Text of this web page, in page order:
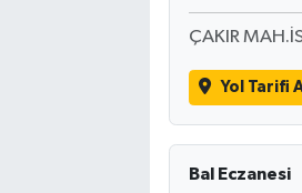
ÇAKIR
Yol Tarifi
Bal Eczanesi